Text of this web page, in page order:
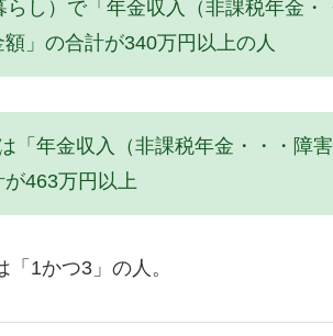
し）で「年金収入（非課税年金
額」の合計が340万円以上の人
「年金収入（非課税年金・・・障
463万円以上
1かつ3」の人。